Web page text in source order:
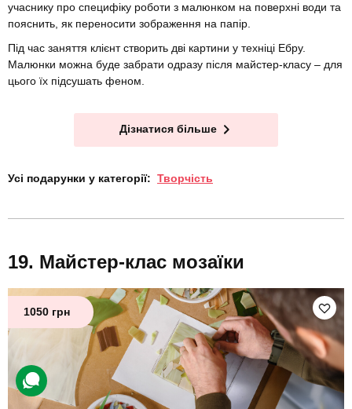
учаснику про специфіку роботи з малюнком на поверхні води та
пояснить, як переносити зображення на папір.
Під час заняття клієнт створить дві картини у техніці Ебру.
Малюнки можна буде забрати одразу після майстер-класу – для
цього їх підсушать феном.
Дізнатися більше
Усі подарунки у категорії: Творчість
Майстер-клас мозаїки
1050 грн